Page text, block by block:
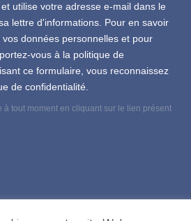
utilise votre adresse e-mail dans le
lettre d'informations. Pour en savoir
données personnelles et pour
vous à la politique de
ce formulaire, vous reconnaissez
de confidentialité.
à tout moment en cliquant sur le lien présent